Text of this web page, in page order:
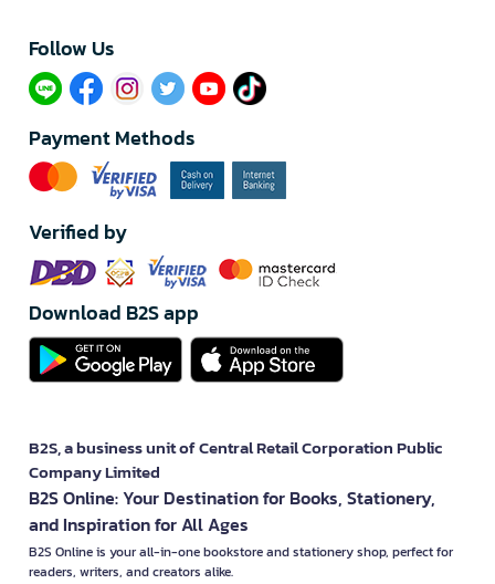
Follow Us​
Payment Methods
Verified by
Download B2S app
B2S, a business unit of Central Retail Corporation Public
Company Limited
B2S Online: Your Destination for Books, Stationery,
and Inspiration for All Ages
B2S Online is your all-in-one bookstore and stationery shop, perfect for
readers, writers, and creators alike.